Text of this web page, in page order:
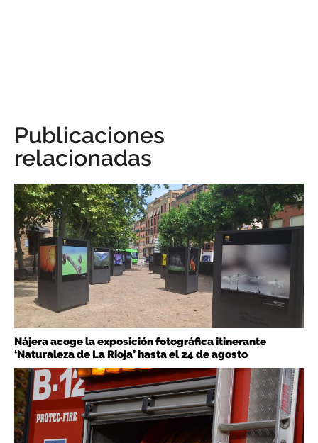
Publicaciones
relacionadas
Nájera acoge la exposición fotográfica itinerante
‘Naturaleza de La Rioja’ hasta el 24 de agosto